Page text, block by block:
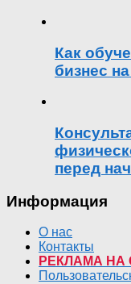
Как
бизнес
перед
Информация
О нас
Контакты
РЕКЛАМА НА